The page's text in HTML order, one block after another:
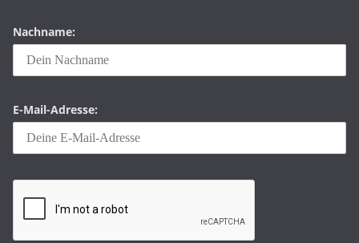
Nachname:
E-Mail-Adresse: